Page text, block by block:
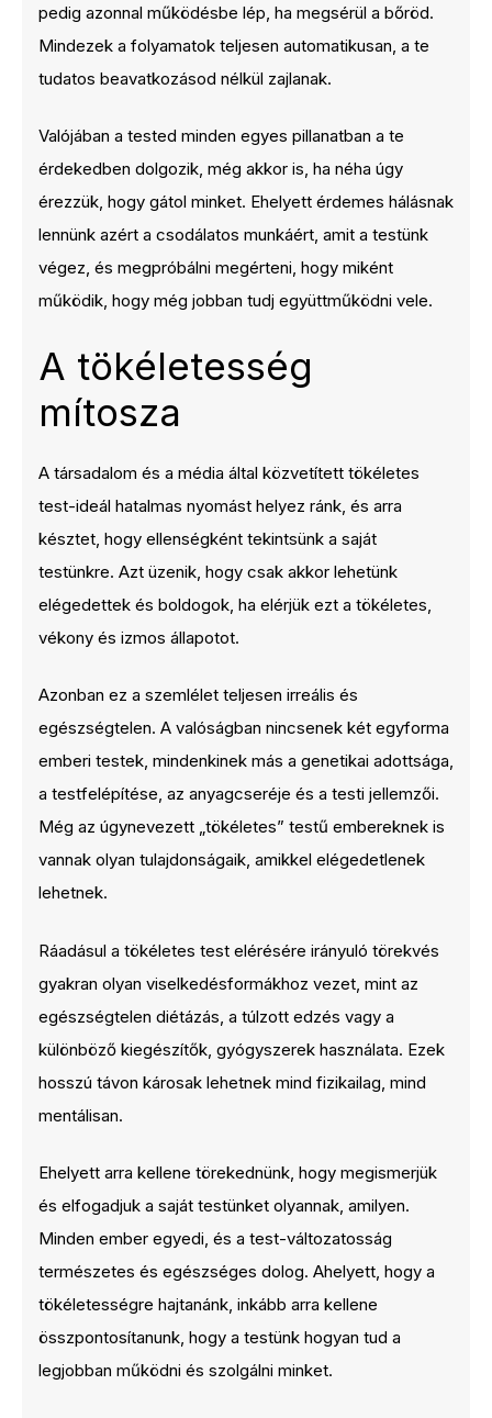
pedig azonnal működésbe lép, ha megsérül a bőröd.
Mindezek a folyamatok teljesen automatikusan, a te
tudatos beavatkozásod nélkül zajlanak.
Valójában a tested minden egyes pillanatban a te
érdekedben dolgozik, még akkor is, ha néha úgy
érezzük, hogy gátol minket. Ehelyett érdemes hálásnak
lennünk azért a csodálatos munkáért, amit a testünk
végez, és megpróbálni megérteni, hogy miként
működik, hogy még jobban tudj együttműködni vele.
A tökéletesség
mítosza
A társadalom és a média által közvetített tökéletes
test-ideál hatalmas nyomást helyez ránk, és arra
késztet, hogy ellenségként tekintsünk a saját
testünkre. Azt üzenik, hogy csak akkor lehetünk
elégedettek és boldogok, ha elérjük ezt a tökéletes,
vékony és izmos állapotot.
Azonban ez a szemlélet teljesen irreális és
egészségtelen. A valóságban nincsenek két egyforma
emberi testek, mindenkinek más a genetikai adottsága,
a testfelépítése, az anyagcseréje és a testi jellemzői.
Még az úgynevezett „tökéletes” testű embereknek is
vannak olyan tulajdonságaik, amikkel elégedetlenek
lehetnek.
Ráadásul a tökéletes test elérésére irányuló törekvés
gyakran olyan viselkedésformákhoz vezet, mint az
egészségtelen diétázás, a túlzott edzés vagy a
különböző kiegészítők, gyógyszerek használata. Ezek
hosszú távon károsak lehetnek mind fizikailag, mind
mentálisan.
Ehelyett arra kellene törekednünk, hogy megismerjük
és elfogadjuk a saját testünket olyannak, amilyen.
Minden ember egyedi, és a test-változatosság
természetes és egészséges dolog. Ahelyett, hogy a
tökéletességre hajtanánk, inkább arra kellene
összpontosítanunk, hogy a testünk hogyan tud a
legjobban működni és szolgálni minket.